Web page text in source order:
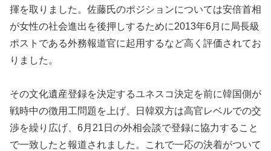
揮を取りました。佐藤氏のポジションについては安倍首相
が女性の社会進出を後押しするために2013年6月に局長級
ポストである外務報道官に起用するなど高く評価されてお
りました。
その文化遺産登録を決定するユネスコ決定を前に韓国側が
戦時中の徴用工問題を上げ、日韓双方は高官レベルでの交
渉を繰り広げ、6月21日の外相会談で登録に協力すること
で一致したと報道されました。これで一応の決着がついて